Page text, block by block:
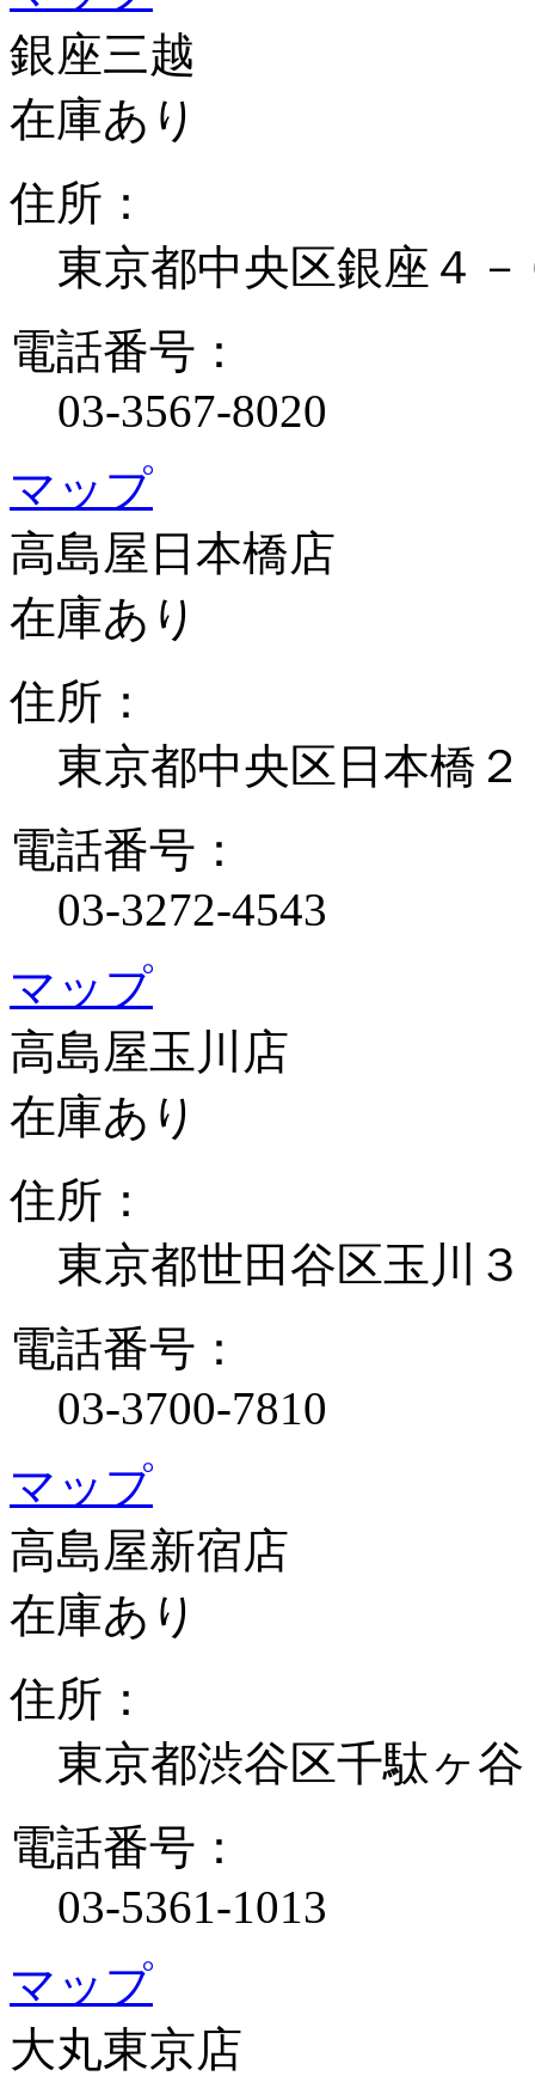
銀座三越
在庫あり
住所：
東京都中央区銀座４
電話番号：
03-3567-8020
マップ
高島屋日本橋店
在庫あり
住所：
東京都中央区日本橋
電話番号：
03-3272-4543
マップ
高島屋玉川店
在庫あり
住所：
東京都世田谷区玉川
電話番号：
03-3700-7810
マップ
高島屋新宿店
在庫あり
住所：
東京都渋谷区千駄ヶ
電話番号：
03-5361-1013
マップ
大丸東京店